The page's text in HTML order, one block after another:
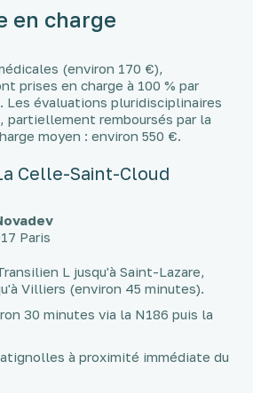
en charge
(environ 170 €),
prises en charge à 100 % par
Les évaluations pluridisciplinaires
partiellement remboursés par la
moyen : environ 550 €.
Celle-Saint-Cloud
Paris
L jusqu'à Saint-Lazare,
Villiers (environ 45 minutes).
30 minutes via la N186 puis la
à proximité immédiate du